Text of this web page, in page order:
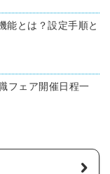
能とは？設定手順と
フェア開催日程一